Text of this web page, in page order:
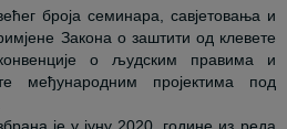
броја семинара, савјетовања и
Закона о заштити од клевете
о људским правима и
међународним пројектима под
је у јуну 2020. године из реда